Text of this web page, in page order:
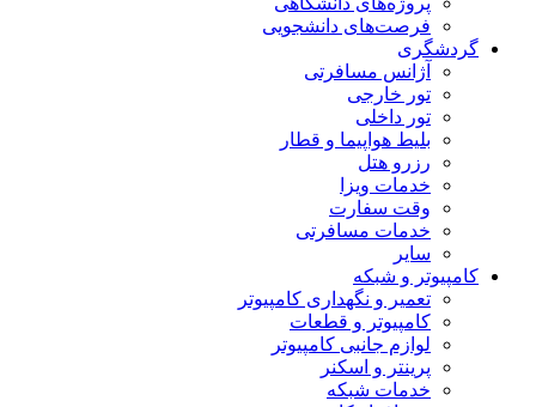
فرصت‌های دانشجویی
گردشگری
آژانس مسافرتی
تور خارجی
تور داخلی
بلیط هواپیما و قطار
رزرو هتل
خدمات ویزا
وقت سفارت
خدمات مسافرتی
سایر
کامپیوتر و شبکه
تعمیر و نگهداری کامپیوتر
کامپیوتر و قطعات
لوازم جانبی کامپیوتر
پرینتر و اسکنر
خدمات شبکه